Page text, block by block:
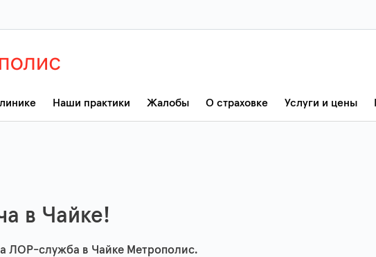
Наши практики Жалобы О страховке Услуги и цены
в Чайке!
ЛОР-служба в Чайке Метрополис.